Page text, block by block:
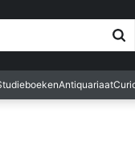
Antiquariaat